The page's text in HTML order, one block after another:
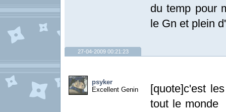
du temp pour
le Gn et plein
27-04-2009 00:21:23
psyker
Excellent Genin
[quote]c'est
tout le monde